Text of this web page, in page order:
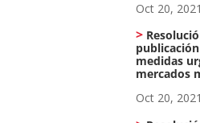
Oct 20, 2021
medidas
mercados
Oct 20, 2021